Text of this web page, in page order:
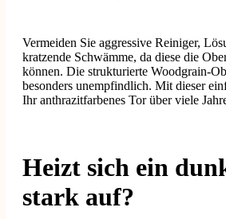
Vermeiden Sie aggressive Reiniger,
kratzende Schwämme, da diese die
können. Die strukturierte Woodgrain-
besonders unempfindlich. Mit dieser
Ihr anthrazitfarbenes Tor über viele
Heizt sich ein
stark auf?